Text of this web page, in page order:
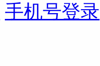
手机号登录